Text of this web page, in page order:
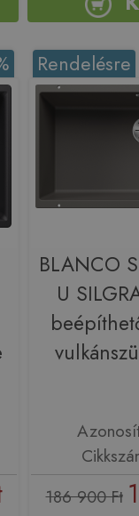
Rendelésre
BLANCO
U
186 900 Ft